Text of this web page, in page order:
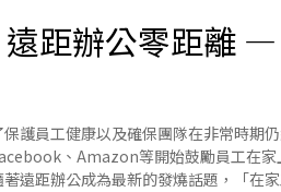
距辦公零距離
護員工健康以及確保團隊在非常時期
、Amazon等開始鼓勵員工在家
遠距辦公成為最新的發燒話題，「在